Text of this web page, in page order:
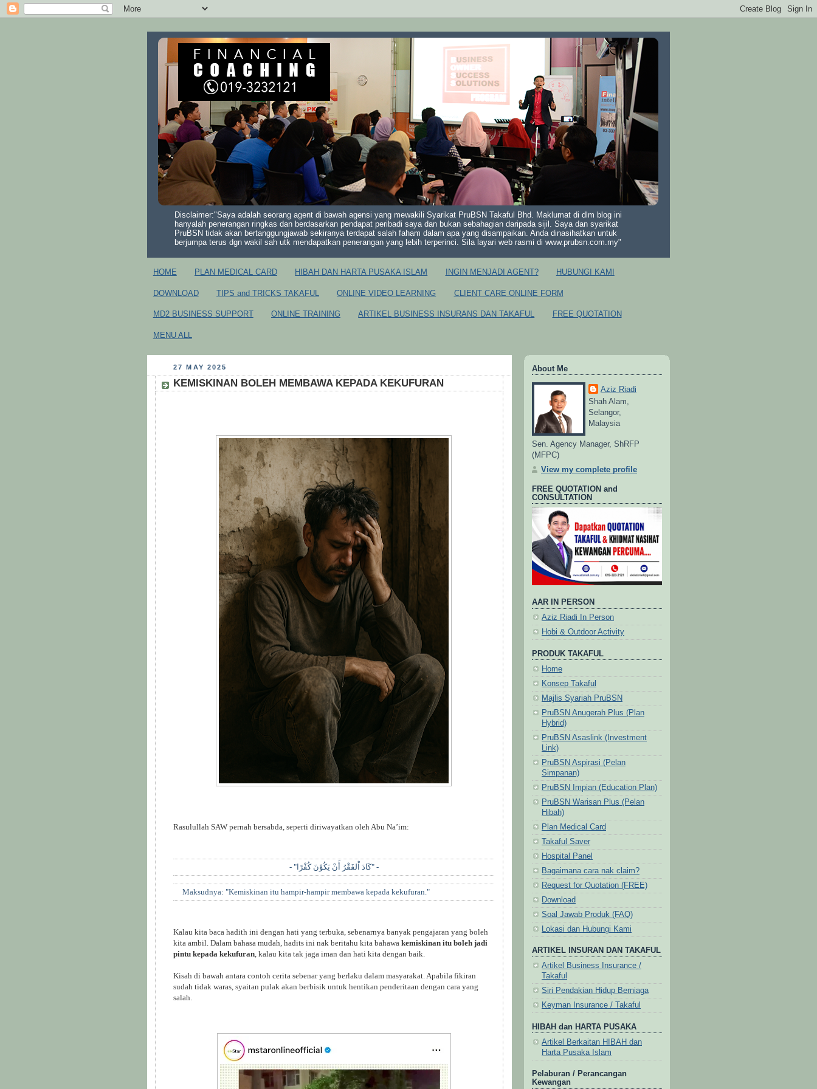
Disclaimer:"Saya adalah seorang agent di bawah agensi yang mewakili Syarikat PruBSN Takaful Bhd. Maklumat di dlm blog ini
hanyalah penerangan ringkas dan berdasarkan pendapat peribadi saya dan bukan sebahagian daripada sijil. Saya dan syarikat
PruBSN tidak akan bertanggungjawab sekiranya terdapat salah faham dalam apa yang disampaikan. Anda dinasihatkan untuk
berjumpa terus dgn wakil sah utk mendapatkan penerangan yang lebih terperinci. Sila layari web rasmi di www.prubsn.com.my"
HOME PLAN MEDICAL CARD HIBAH DAN HARTA PUSAKA ISLAM INGIN MENJADI AGENT? HUBUNGI KAMI
DOWNLOAD TIPS and TRICKS TAKAFUL ONLINE VIDEO LEARNING CLIENT CARE ONLINE FORM
MD2 BUSINESS SUPPORT ONLINE TRAINING ARTIKEL BUSINESS INSURANS DAN TAKAFUL FREE QUOTATION
MENU ALL
27 MAY 2025
KEMISKINAN BOLEH MEMBAWA KEPADA KEKUFURAN
Rasulullah SAW pernah bersabda, seperti diriwayatkan oleh Abu Na’im:
- "كَادَ اْلفَقْرُ أَنْ يَكُوْنَ كُفْرًا" -
Maksudnya: "Kemiskinan itu hampir-hampir membawa kepada kekufuran."
Kalau kita baca hadith ini dengan hati yang terbuka, sebenarnya banyak pengajaran yang boleh
kita ambil. Dalam bahasa mudah, hadits ini nak beritahu kita bahawa kemiskinan itu boleh jadi
pintu kepada kekufuran, kalau kita tak jaga iman dan hati kita dengan baik.
Kisah di bawah antara contoh cerita sebenar yang berlaku dalam masyarakat. Apabila fikiran
sudah tidak waras, syaitan pulak akan berbisik untuk hentikan penderitaan dengan cara yang
salah.
About Me
Aziz Riadi
Shah Alam,
Selangor,
Malaysia
Sen. Agency Manager, ShRFP
(MFPC)
View my complete profile
FREE QUOTATION and
CONSULTATION
AAR IN PERSON
Aziz Riadi In Person
Hobi & Outdoor Activity
PRODUK TAKAFUL
Home
Konsep Takaful
Majlis Syariah PruBSN
PruBSN Anugerah Plus (Plan
Hybrid)
PruBSN Asaslink (Investment
Link)
PruBSN Aspirasi (Pelan
Simpanan)
PruBSN Impian (Education Plan)
PruBSN Warisan Plus (Pelan
Hibah)
Plan Medical Card
Takaful Saver
Hospital Panel
Bagaimana cara nak claim?
Request for Quotation (FREE)
Download
Soal Jawab Produk (FAQ)
Lokasi dan Hubungi Kami
ARTIKEL INSURAN DAN TAKAFUL
Artikel Business Insurance /
Takaful
Siri Pendakian Hidup Berniaga
Keyman Insurance / Takaful
HIBAH dan HARTA PUSAKA
Artikel Berkaitan HIBAH dan
Harta Pusaka Islam
Pelaburan / Perancangan
Kewangan